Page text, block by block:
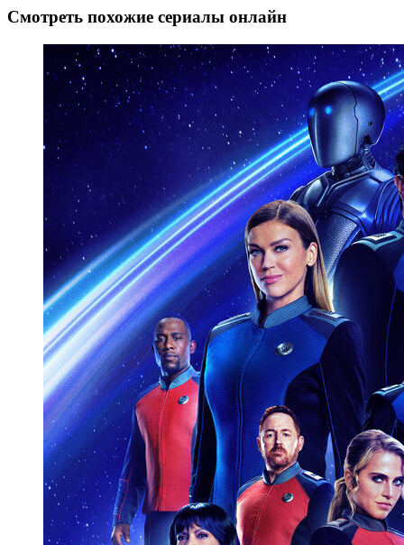
Смотреть похожие сериалы онлайн